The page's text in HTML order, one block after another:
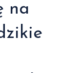
na